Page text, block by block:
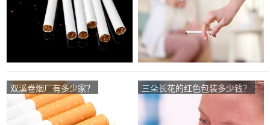
双溪卷烟厂有多少家？ 三朵长花的红色包装多少钱？